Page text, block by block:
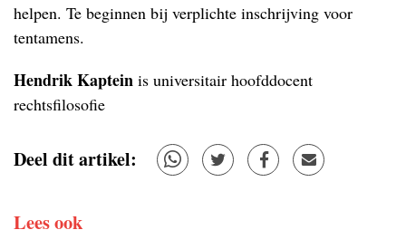
helpen. Te beginnen bij verplichte inschrijving voor
tentamens.
Hendrik Kaptein is universitair hoofddocent
rechtsfilosofie
Deel dit artikel:
Lees ook